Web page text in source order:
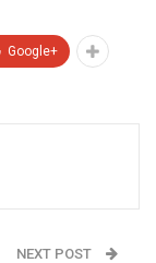
Google+
NEXT POST